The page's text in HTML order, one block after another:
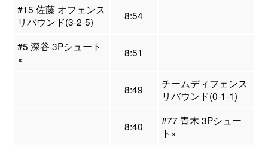
#15 佐藤 オフェンス
リバウンド(3-2-5)
8:54
#5 深谷 3Pシュート
×
8:51
8:49
チームディフェンス
リバウンド(0-1-1)
8:40
#77 青木 3Pシュー
ト×